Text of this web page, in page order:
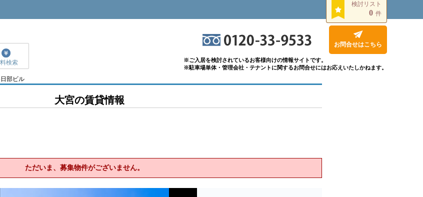
検討リスト
0 件
検索
お問合せはこちら
※ご入居を検討されているお客様向けの情報サイトです。
※駐車場単体・管理会社・テナントに関するお問合せにはお応えいたしかねます。
部ビル
大宮の賃貸情報
ただいま、募集物件がございません。